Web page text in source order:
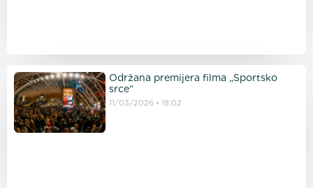
Održana premijera filma „Sportsko
srce“
11/03/2026 18:02